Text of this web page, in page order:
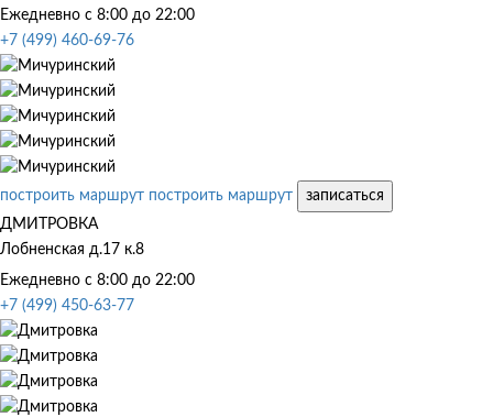
Ежедневно с 8:00 до 22:00
+7 (499) 460-69-76
построить маршрут построить маршрут
записаться
ДМИТРОВКА
Лобненская д.17 к.8
Ежедневно с 8:00 до 22:00
+7 (499) 450-63-77